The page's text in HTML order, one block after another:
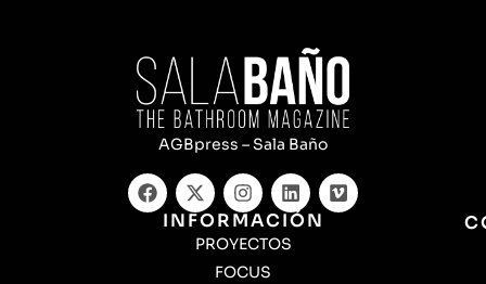
AGBpress – Sala Baño
INFORMACIÓN
PROYECTOS
FOCUS